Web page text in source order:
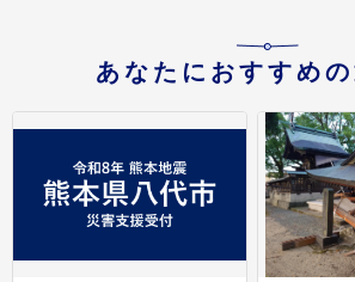
あなたにおすすめ